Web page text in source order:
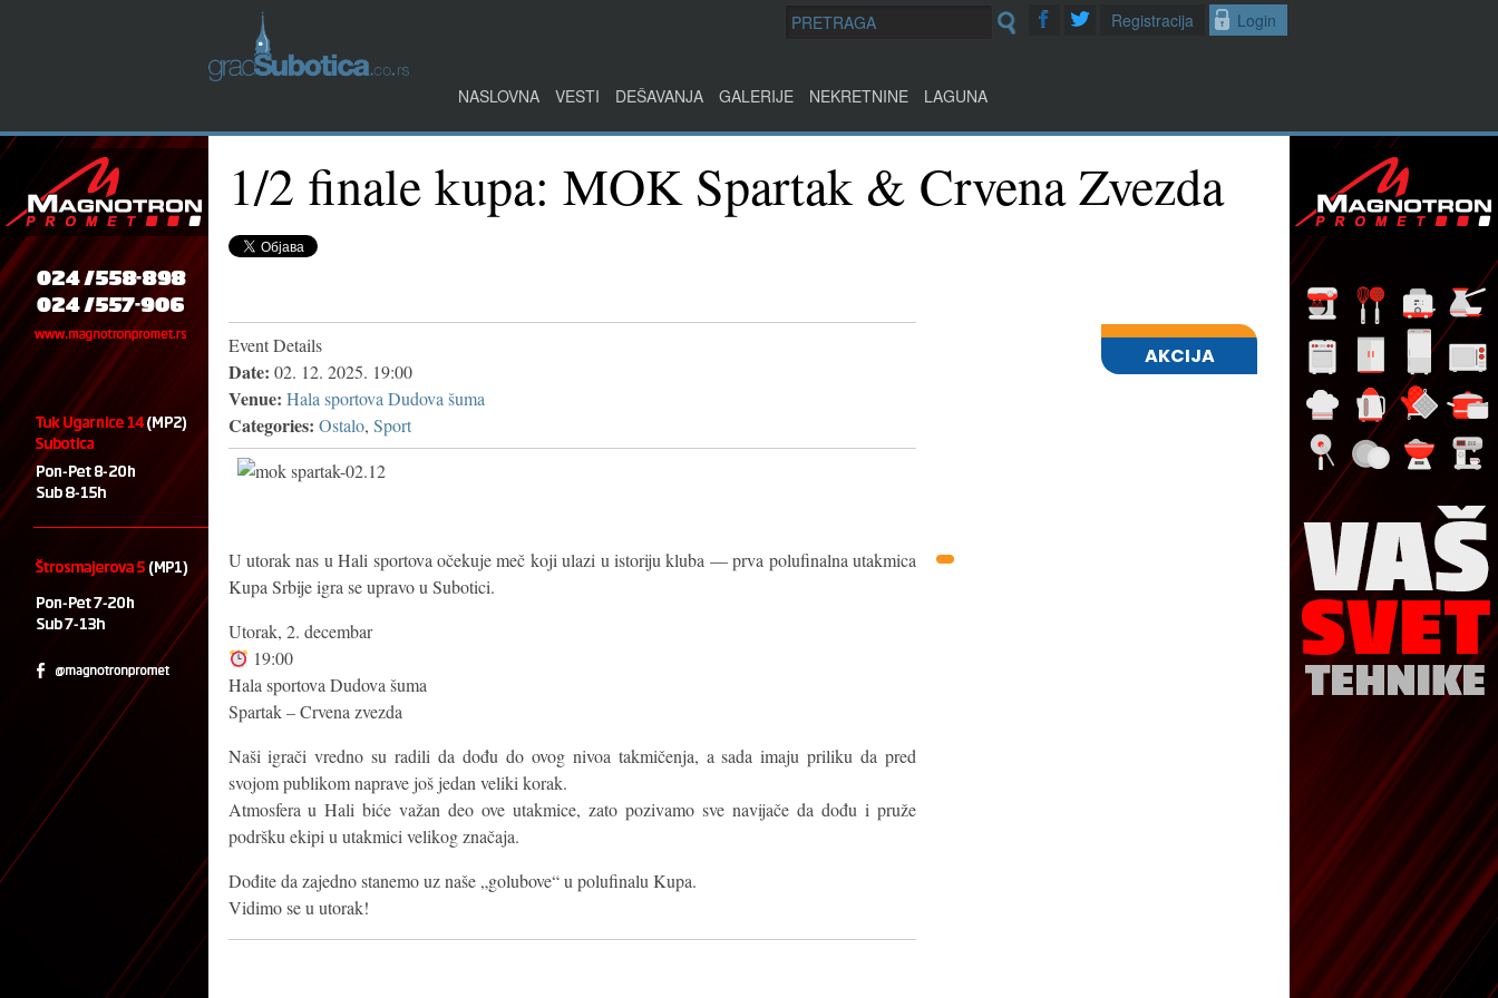
Login
Registracija
NASLOVNA VESTI DEŠAVANJA GALERIJE NEKRETNINE LAGUNA
1/2 finale kupa: MOK Spartak & Crvena Zvezda
Event Details
Date: 02. 12. 2025. 19:00
Venue: Hala sportova Dudova šuma
Categories: Ostalo, Sport
U utorak nas u Hali sportova očekuje meč koji ulazi u istoriju kluba — prva polufinalna utakmica
Kupa Srbije igra se upravo u Subotici.
Utorak, 2. decembar
19:00
Hala sportova Dudova šuma
Spartak – Crvena zvezda
Naši igrači vredno su radili da dođu do ovog nivoa takmičenja, a sada imaju priliku da pred
svojom publikom naprave još jedan veliki korak.
Atmosfera u Hali biće važan deo ove utakmice, zato pozivamo sve navijače da dođu i pruže
podršku ekipi u utakmici velikog značaja.
Dođite da zajedno stanemo uz naše „golubove“ u polufinalu Kupa.
Vidimo se u utorak!